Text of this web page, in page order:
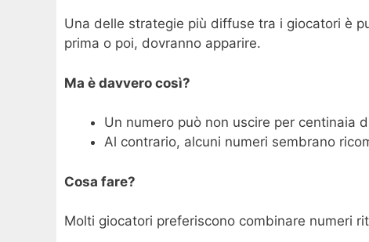
Una delle strategie più diffuse tra i giocatori è
prima o poi, dovranno apparire.
Ma è davvero così?
Un numero può non uscire per centinaia
Al contrario, alcuni numeri sembrano
Cosa fare?
Molti giocatori preferiscono combinare numeri